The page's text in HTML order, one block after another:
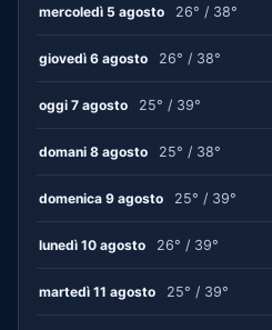
mercoledì 5 agosto 26° / 38°
giovedì 6 agosto 26° / 38°
oggi 7 agosto 25° / 39°
domani 8 agosto 25° / 38°
domenica 9 agosto 25° / 39°
lunedì 10 agosto 26° / 39°
martedì 11 agosto 25° / 39°